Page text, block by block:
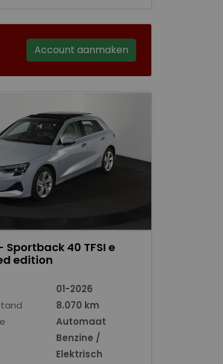
Account aanmaken
Sportback 40 TFSI e
edition
01-2026
8.070 km
Automaat
Benzine /
Elektrisch